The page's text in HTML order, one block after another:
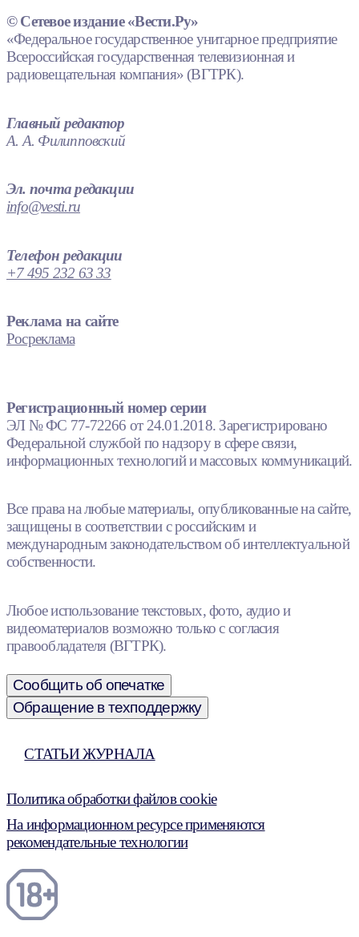
© Сетевое издание «Вести.Ру»
«Федеральное государственное унитарное предприятие
Всероссийская государственная телевизионная и
радиовещательная компания» (ВГТРК).
Главный редактор
А. А. Филипповский
Эл. почта редакции
info@vesti.ru
Телефон редакции
+7 495 232 63 33
Реклама на сайте
Росреклама
Регистрационный номер серии
ЭЛ № ФС 77-72266 от 24.01.2018. Зарегистрировано
Федеральной службой по надзору в сфере связи,
информационных технологий и массовых коммуникаций.
Все права на любые материалы, опубликованные на сайте,
защищены в соответствии с российским и
международным законодательством об интеллектуальной
собственности.
Любое использование текстовых, фото, аудио и
видеоматериалов возможно только с согласия
правообладателя (ВГТРК).
Сообщить об опечатке
Обращение в техподдержку
СТАТЬИ ЖУРНАЛА
Политика обработки файлов cookie
На информационном ресурсе применяются
рекомендательные технологии